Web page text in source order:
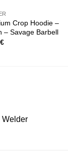
Crop Hoodie –
– Savage Barbell
€
Welder